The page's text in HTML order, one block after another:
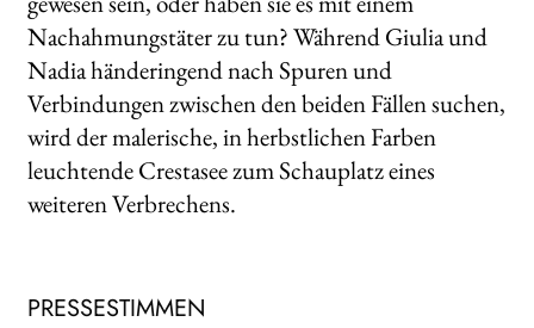
Nachahmungstäter zu tun? Während Giulia und
Nadia händeringend nach Spuren und
Verbindungen zwischen den beiden Fällen suchen,
wird der malerische, in herbstlichen Farben
leuchtende Crestasee zum Schauplatz eines
weiteren Verbrechens.
PRESSESTIMMEN